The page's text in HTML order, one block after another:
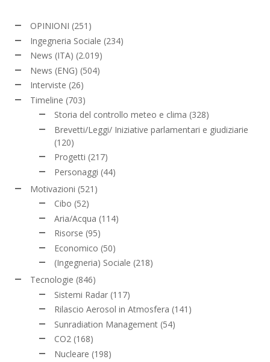
OPINIONI (251)
Ingegneria Sociale (234)
News (ITA) (2.019)
News (ENG) (504)
Interviste (26)
Timeline (703)
Storia del controllo meteo e clima (328)
Brevetti/Leggi/ Iniziative parlamentari e giudiziarie
(120)
Progetti (217)
Personaggi (44)
Motivazioni (521)
Cibo (52)
Aria/Acqua (114)
Risorse (95)
Economico (50)
(Ingegneria) Sociale (218)
Tecnologie (846)
Sistemi Radar (117)
Rilascio Aerosol in Atmosfera (141)
Sunradiation Management (54)
CO2 (168)
Nucleare (198)